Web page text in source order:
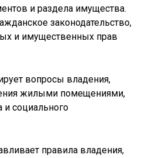
и раздела имущества.
законодательство,
и имущественных прав
вопросы владения,
жилыми помещениями,
социального
правила владения,